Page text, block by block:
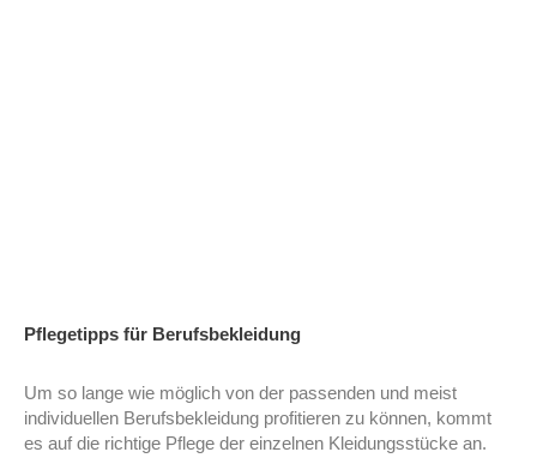
Pflegetipps für Berufsbekleidung
Um so lange wie möglich von der passenden und meist
individuellen Berufsbekleidung profitieren zu können, kommt
es auf die richtige Pflege der einzelnen Kleidungsstücke an.